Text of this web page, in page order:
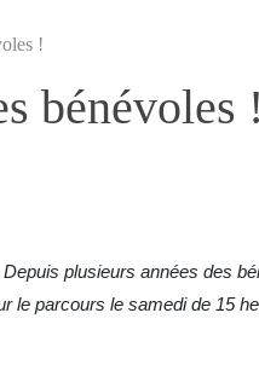
!
bénévoles !
plusieurs années des
le parcours le samedi de 15